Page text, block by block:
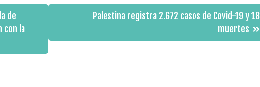
de
con la
Palestina registra 2.672 casos de Covid-19 y 18
muertes